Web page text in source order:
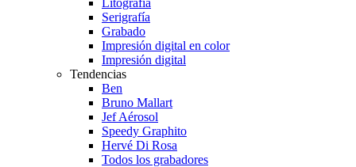
Serigrafía
Grabado
Impresión digital en color
Impresión digital
Tendencias
Ben
Bruno Mallart
Jef Aérosol
Speedy Graphito
Hervé Di Rosa
Todos los grabadores